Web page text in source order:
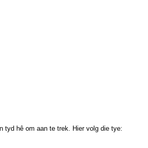
tyd hê om aan te trek. Hier volg die tye: